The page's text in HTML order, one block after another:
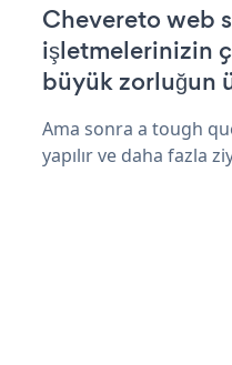
Chevereto web
işletmelerinizin
büyük zorluğun
Ama sonra a tough
yapılır ve daha fazla